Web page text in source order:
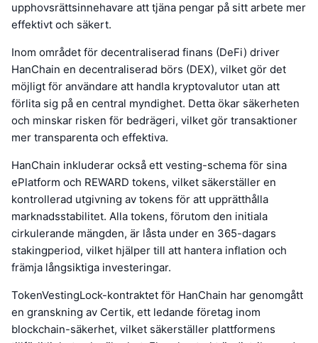
upphovsrättsinnehavare att tjäna pengar på sitt arbete mer
effektivt och säkert.
Inom området för decentraliserad finans (DeFi) driver
HanChain en decentraliserad börs (DEX), vilket gör det
möjligt för användare att handla kryptovalutor utan att
förlita sig på en central myndighet. Detta ökar säkerheten
och minskar risken för bedrägeri, vilket gör transaktioner
mer transparenta och effektiva.
HanChain inkluderar också ett vesting-schema för sina
ePlatform och REWARD tokens, vilket säkerställer en
kontrollerad utgivning av tokens för att upprätthålla
marknadsstabilitet. Alla tokens, förutom den initiala
cirkulerande mängden, är låsta under en 365-dagars
stakingperiod, vilket hjälper till att hantera inflation och
främja långsiktiga investeringar.
TokenVestingLock-kontraktet för HanChain har genomgått
en granskning av Certik, ett ledande företag inom
blockchain-säkerhet, vilket säkerställer plattformens